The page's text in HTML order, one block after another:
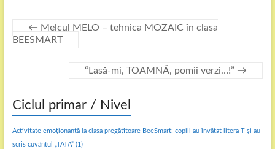
← Melcul MELO – tehnica MOZAIC în clasa
BEESMART
“Lasă-mi, TOAMNĂ, pomii verzi…!” →
Ciclul primar / Nivel
Activitate emoționantă la clasa pregătitoare BeeSmart: copiii au învățat litera T și au
scris cuvântul „TATA”(1)